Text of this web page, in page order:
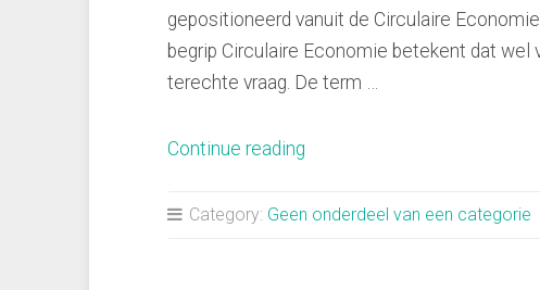
gepositioneerd vanuit de Circulaire
begrip Circulaire Economie betekent dat
terechte vraag. De term …
Continue reading
het
Category: Geen onderdeel van een categorie